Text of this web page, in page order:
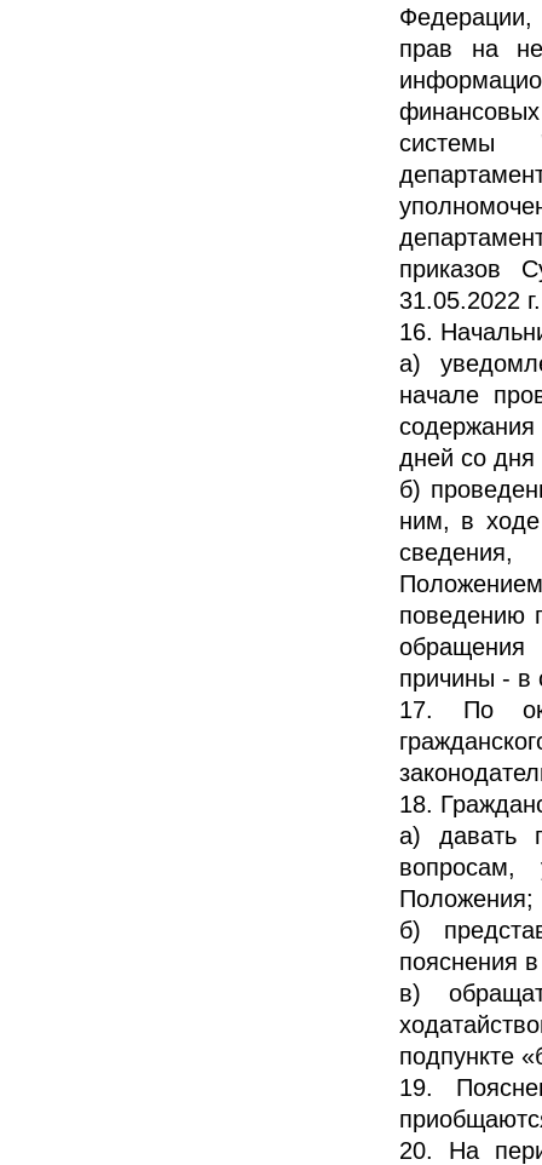
Федерации,
прав на
системы
приказов
31.05.2022
16.
а)
начале
содержания
дней со дня
б)
ним, в
поведению
обращения
причины - в
17. По
18.
а) давать
вопросам,
Положения;
б)
пояснения
в)
подпункте
19.
20. На